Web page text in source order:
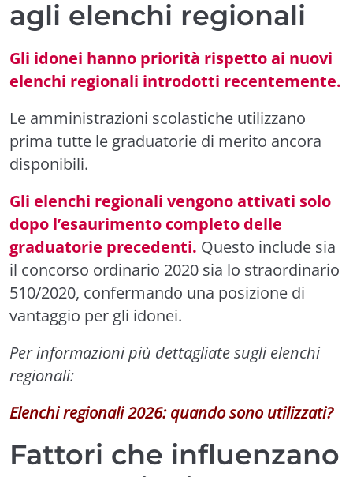
agli elenchi regionali
Gli idonei hanno priorità rispetto ai nuovi
elenchi regionali introdotti recentemente.
Le amministrazioni scolastiche utilizzano
prima tutte le graduatorie di merito ancora
disponibili.
Gli elenchi regionali vengono attivati solo
dopo l’esaurimento completo delle
graduatorie precedenti. Questo include sia
il concorso ordinario 2020 sia lo straordinario
510/2020, confermando una posizione di
vantaggio per gli idonei.
Per informazioni più dettagliate sugli elenchi
regionali:
Elenchi regionali 2026: quando sono utilizzati?
Fattori che influenzano